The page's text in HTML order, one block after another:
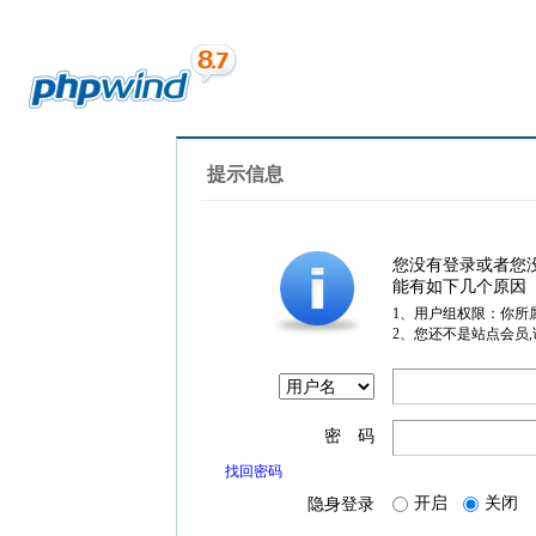
提示信息
您没有登录或者您
能有如下几个原因
1、用户组权限：你所
2、您还不是站点会员
密 码
找回密码
隐身登录 开启 关闭